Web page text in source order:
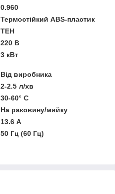
0.960
Термостійкий ABS-пластик
ТЕН
220 В
3 кВт
Від виробника
2-2.5 л/хв
30-60° С
На раковину/мийку
13.6 А
50 Гц (60 Гц)